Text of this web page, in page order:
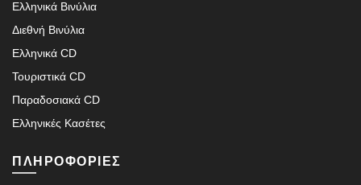
Ελληνικά Βινύλια
Διεθνή Βινύλια
Ελληνικά CD
Τουριστικά CD
Παραδοσιακά CD
Ελληνικές Κασέτες
ΠΛΗΡΟΦΟΡΙΕΣ